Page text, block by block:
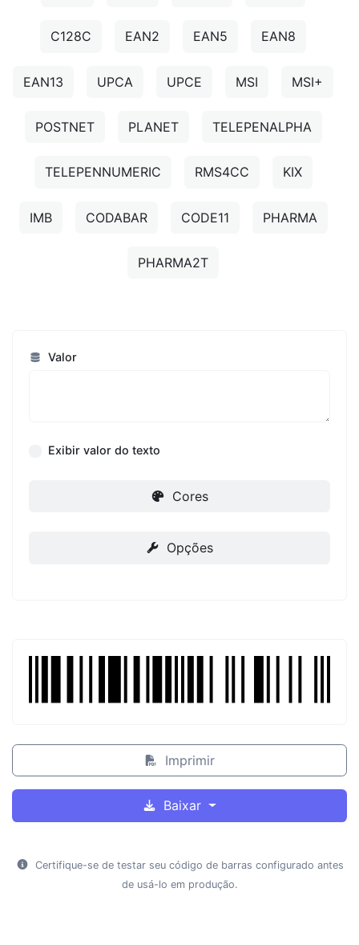
C128C EAN2 EAN5 EAN8
EAN13 UPCA UPCE MSI MSI+
POSTNET PLANET TELEPENALPHA
TELEPENNUMERIC RMS4CC KIX
IMB CODABAR CODE11 PHARMA
PHARMA2T
Valor
Exibir valor do texto
Cores
Opções
Imprimir
Baixar
Certifique-se de testar seu código de barras configurado antes
de usá-lo em produção.